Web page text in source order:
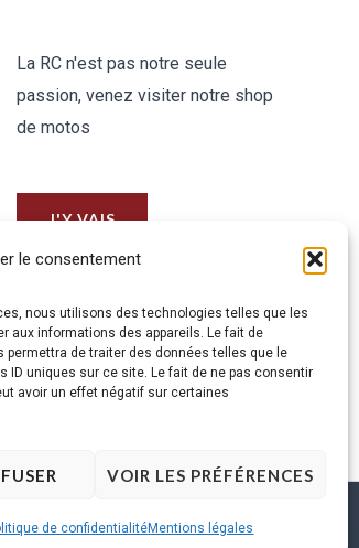
le consentement
nous utilisons des technologies telles que les
aux informations des appareils. Le fait de
de traiter des données telles que le
ID uniques sur ce site. Le fait de ne pas consentir
avoir un effet négatif sur certaines
VOIR LES PRÉFÉRENCES
de confidentialitéMentions légales
La RC n'est pas notre seule
passion, venez visiter notre shop
de motos
J'Y VAIS